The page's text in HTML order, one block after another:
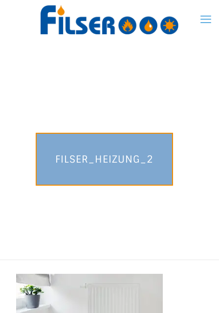
FILSER_HEIZUNG_2